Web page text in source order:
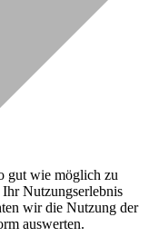
gut wie möglich zu
Nutzungserlebnis
wir die Nutzung der
auswerten.